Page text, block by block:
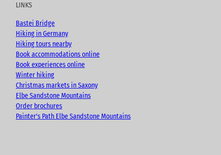
e
o
k
r
a
m
LINKS
Bastei Bridge
Hiking in Germany
Hiking tours nearby
Book accommodations online
Book experiences online
Winter hiking
Christmas markets in Saxony
Elbe Sandstone Mountains
Order brochures
Painter's Path Elbe Sandstone Mountains